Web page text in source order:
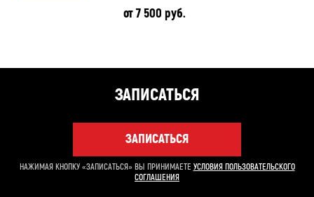
от 7 500 руб.
ЗАПИСАТЬСЯ
ЗАПИСАТЬСЯ
НАЖИМАЯ КНОПКУ «ЗАПИСАТЬСЯ» ВЫ ПРИНИМАЕТЕ УСЛОВИЯ ПОЛЬЗОВАТЕЛЬСКОГО
СОГЛАШЕНИЯ